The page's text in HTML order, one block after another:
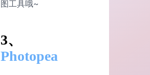
图工具哦~
3、
Photopea